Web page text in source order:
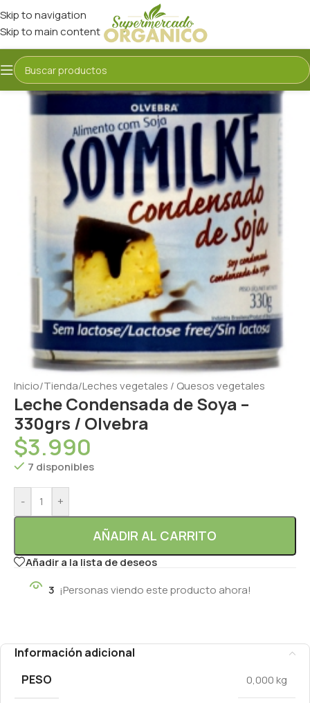
Skip to navigation
Skip to main content
Inicio/Tienda/Leches vegetales / Quesos vegetales
Leche Condensada de Soya –
330grs / Olvebra
$3.990
7 disponibles
- +
AÑADIR AL CARRITO
Añadir a la lista de deseos
3 ¡Personas viendo este producto ahora!
Información adicional
PESO
0,000 kg